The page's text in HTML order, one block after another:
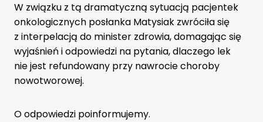
W związku z tą dramatyczną sytuacją pacjentek
onkologicznych posłanka Matysiak zwróciła się
z interpelacją do minister zdrowia, domagając się
wyjaśnień i odpowiedzi na pytania, dlaczego lek
nie jest refundowany przy nawrocie choroby
nowotworowej.
O odpowiedzi poinformujemy.